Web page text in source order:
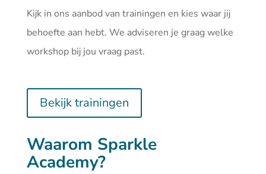
Kijk in ons aanbod van trainingen en kies waar jij
behoefte aan hebt. We adviseren je graag welke
workshop bij jou vraag past.
Bekijk trainingen
Waarom Sparkle
Academy?